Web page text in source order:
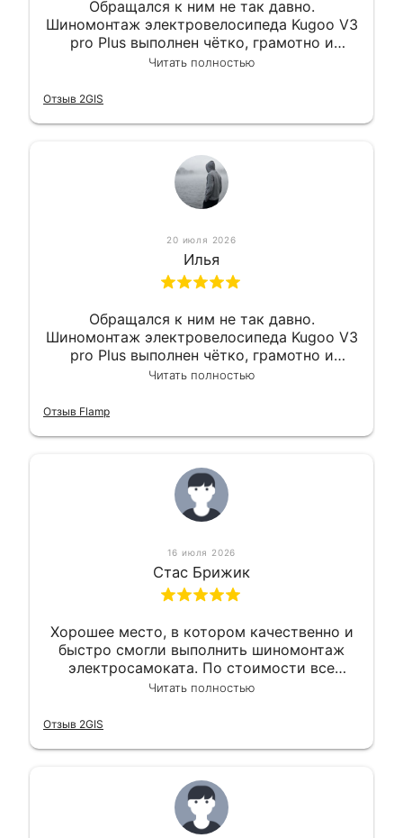
Обращался к ним не так давно.
Шиномонтаж электровелосипеда Kugoo V3
pro Plus выполнен чётко, грамотно и
квалифицированно. Всё сделано
Читать полностью
Отзыв 2GIS
20 июля 2026
Илья
Обращался к ним не так давно.
Шиномонтаж электровелосипеда Kugoo V3
pro Plus выполнен чётко, грамотно и
квалифицированно. Всё сделано
Читать полностью
Отзыв Flamp
16 июля 2026
Стас Брижик
Хорошее место, в котором качественно и
быстро смогли выполнить шиномонтаж
электросамоката. По стоимости все
вышло вообще приемлемо хочу сказать.
Читать полностью
Отзыв 2GIS